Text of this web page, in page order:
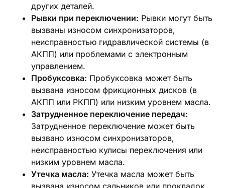
других деталей.
Рывки при переключении: Рывки могут быть
вызваны износом синхронизаторов‚
неисправностью гидравлической системы (в
АКПП) или проблемами с электронным
управлением.
Пробуксовка: Пробуксовка может быть
вызвана износом фрикционных дисков (в
АКПП или РКПП) или низким уровнем масла.
Затрудненное переключение передач:
Затрудненное переключение может быть
вызвано износом синхронизаторов‚
неисправностью кулисы переключения или
низким уровнем масла.
Утечка масла: Утечка масла может быть